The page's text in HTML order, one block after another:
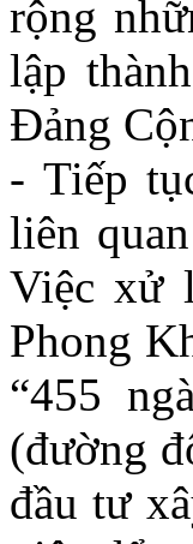
rộng
lập
Đảng
- Tiếp
liên
Việc xử
Phong
“455
(đường
đầu tư